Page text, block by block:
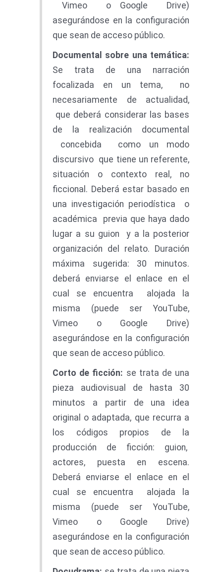
Vimeo o Google Drive)
asegurándose en la configuración
que sean de acceso público.
Documental sobre una temática:
Se trata de una narración
focalizada en un tema, no
necesariamente de actualidad,
que deberá considerar las bases
de la realización documental
concebida como un modo
discursivo que tiene un referente,
situación o contexto real, no
ficcional. Deberá estar basado en
una investigación periodística o
académica previa que haya dado
lugar a su guion y a la posterior
organización del relato. Duración
máxima sugerida: 30 minutos.
deberá enviarse el enlace en el
cual se encuentra alojada la
misma (puede ser YouTube,
Vimeo o Google Drive)
asegurándose en la configuración
que sean de acceso público.
Corto de ficción: se trata de una
pieza audiovisual de hasta 30
minutos a partir de una idea
original o adaptada, que recurra a
los códigos propios de la
producción de ficción: guion,
actores, puesta en escena.
Deberá enviarse el enlace en el
cual se encuentra alojada la
misma (puede ser YouTube,
Vimeo o Google Drive)
asegurándose en la configuración
que sean de acceso público.